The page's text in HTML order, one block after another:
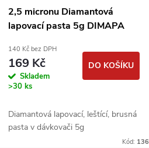
2,5 micronu Diamantová
lapovací pasta 5g DIMAPA
140 Kč bez DPH
169 Kč
Skladem
>30 ks
DO KOŠÍKU
Diamantová lapovací, leštící, brusná
pasta v dávkovači 5g
Kód: 136